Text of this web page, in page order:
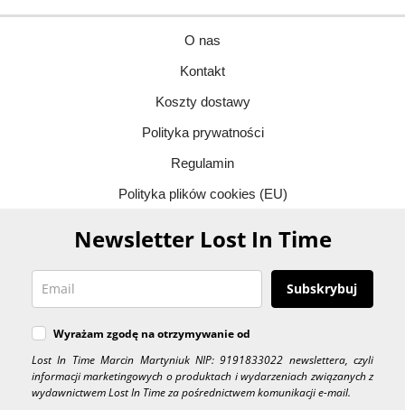
O nas
Kontakt
Koszty dostawy
Polityka prywatności
Regulamin
Polityka plików cookies (EU)
Newsletter Lost In Time
Subskrybuj
Wyrażam zgodę na otrzymywanie od
Lost In Time Marcin Martyniuk NIP: 9191833022 newslettera, czyli
informacji marketingowych o produktach i wydarzeniach związanych z
wydawnictwem Lost In Time za pośrednictwem komunikacji e-mail.